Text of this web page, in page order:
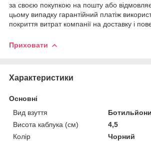
за своєю покупкою на пошту або
цьому випадку гарантійний платіж
покриття витрат компанії на доставку і
Приховати
Характеристики
Основні
Вид взуття
Ботильйони
Висота каблука (см)
4,5
Колір
Чорний